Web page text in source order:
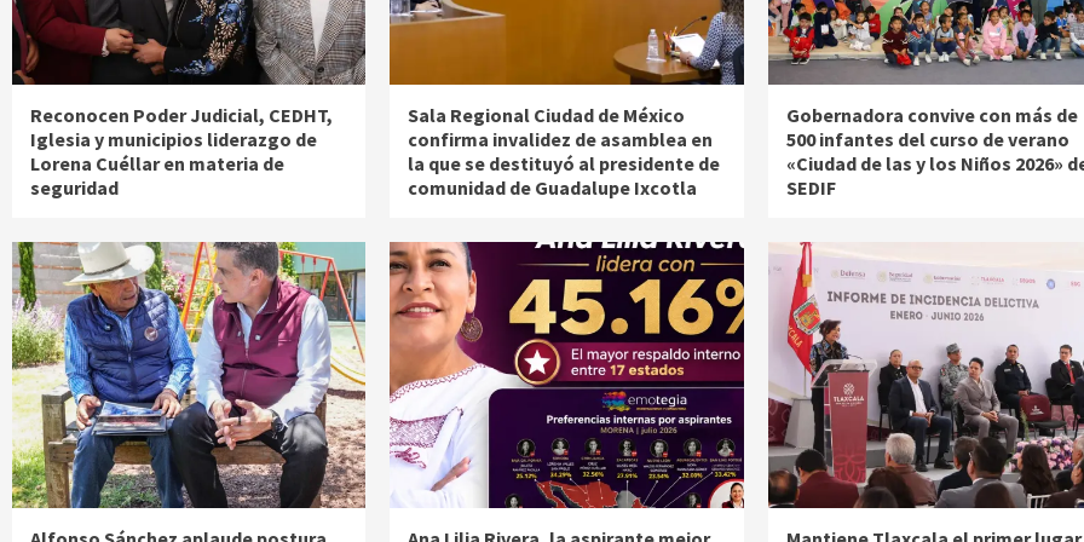
Reconocen Poder Judicial, CEDHT,
Iglesia y municipios liderazgo de
Lorena Cuéllar en materia de
seguridad
Sala Regional Ciudad de México
confirma invalidez de asamblea en
la que se destituyó al presidente de
comunidad de Guadalupe Ixcotla
Gobernadora convive con más de
500 infantes del curso de verano
«Ciudad de las y los Niños 2026»
SEDIF